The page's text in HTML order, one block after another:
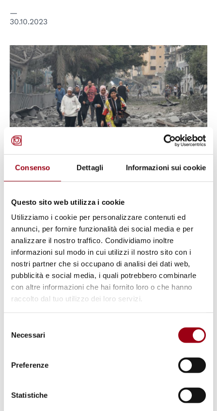
Consenso Dettagli Informazioni sui cookie
Questo sito web utilizza i cookie
Utilizziamo i cookie per personalizzare contenuti ed
annunci, per fornire funzionalità dei social media e per
analizzare il nostro traffico. Condividiamo inoltre
informazioni sul modo in cui utilizzi il nostro sito con i
nostri partner che si occupano di analisi dei dati web,
pubblicità e social media, i quali potrebbero combinarle
con altre informazioni che hai fornito loro o che hanno
raccolto dal tuo utilizzo dei loro servizi.
delNecessari
Preferenze
Statistiche
30.10.2023
© UNICEF/Eyad El Baba
DIRITTI UMANI
ONU: "Gaza non ha più tempo" - gli
esperti delle Nazioni Unite
chiedono un cessate il fuoco per
evitare il genocidio
28.10.2023